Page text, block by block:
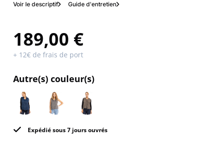
Voir le descriptif Guide d'entretien
189,00 €
+ 12€ de frais de port
Autre(s) couleur(s)
Expédié sous 7 jours ouvrés